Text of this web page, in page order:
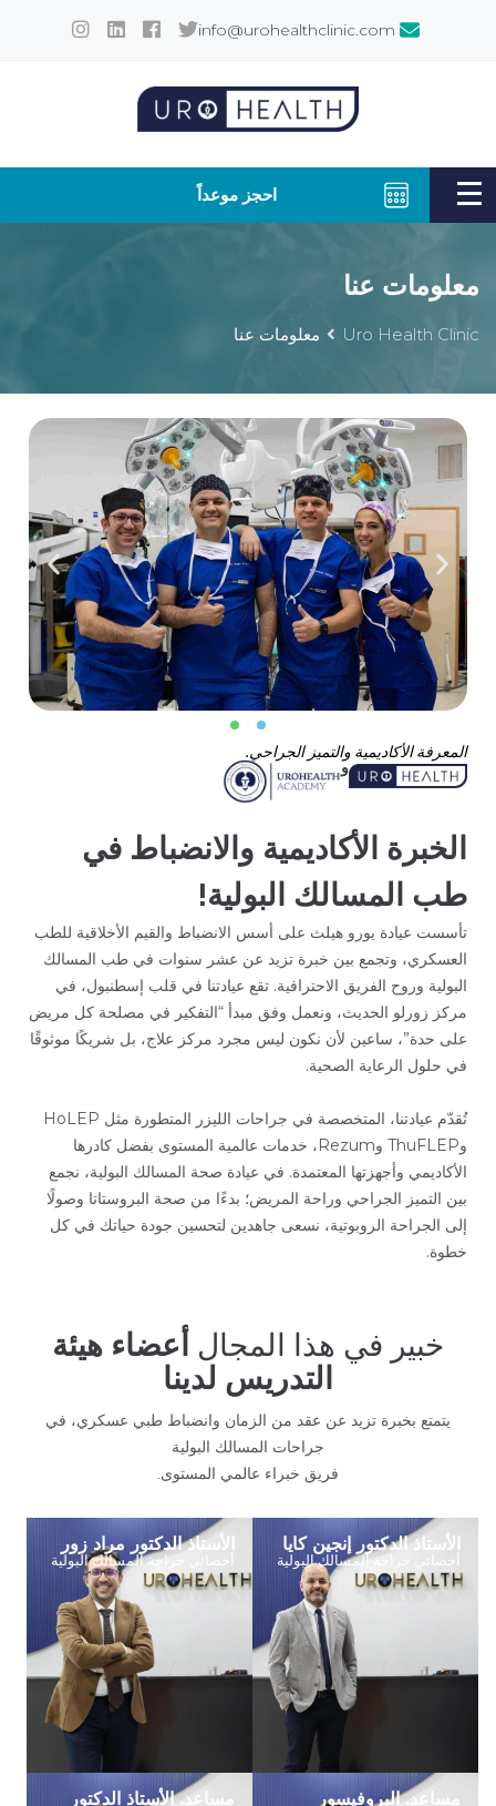
info@urohealthclinic.com
احجز موعداً
معلومات عنا
Uro Health Clinic معلومات عنا
الخبرة الأكاديمية والانضباط في
طب المسالك البولية!
تأسست عيادة يورو هيلث على أسس الانضباط والقيم الأخلاقية للطب
العسكري، وتجمع بين خبرة تزيد عن عشر سنوات في طب المسالك
البولية وروح الفريق الاحترافية. تقع عيادتنا في قلب إسطنبول، في
مركز زورلو الحديث، ونعمل وفق مبدأ “التفكير في مصلحة كل مريض
على حدة”، ساعين لأن نكون ليس مجرد مركز علاج، بل شريكًا موثوقًا
في حلول الرعاية الصحية.
تُقدّم عيادتنا، المتخصصة في جراحات الليزر المتطورة مثل HoLEP
وThuFLEP وRezum، خدمات عالمية المستوى بفضل كادرها
الأكاديمي وأجهزتها المعتمدة. في عيادة صحة المسالك البولية، نجمع
بين التميز الجراحي وراحة المريض؛ بدءًا من صحة البروستاتا وصولًا
إلى الجراحة الروبوتية، نسعى جاهدين لتحسين جودة حياتك في كل
خطوة.
المعرفة الأكاديمية والتميز الجراحي.
و
خبير في هذا المجال أعضاء هيئة
التدريس لدينا
يتمتع بخبرة تزيد عن عقد من الزمان وانضباط طبي عسكري، في
جراحات المسالك البولية
فريق خبراء عالمي المستوى.
الأستاذ الدكتور إنجين كايا
أخصائي جراحة المسالك البولية
الأستاذ الدكتور مراد زور
أخصائي جراحة المسالك البولية
مساعد. البروفيسور
مساعد. الأستاذ الدكتور